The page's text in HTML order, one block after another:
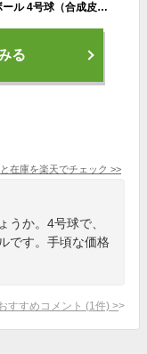
JDSB-5775 4ゴウ シロ JOGADOR サッカーボール 4号球（合成皮革） JOGADOR (ホワイト)
る
在庫を楽天でチェック >>
うか。4号球で、
です。手頃な価格
すすめコメント (1 件) >